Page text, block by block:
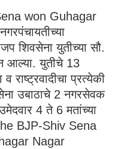
won Guhagar
शिवसेना युतीच्या सौ.
आल्या. युतीचे 13
प्रत्येकी
उबाठाचे 2 नगरसेवक
4 ते 6 मतांच्या
BJP-Shiv Sena
Nagar